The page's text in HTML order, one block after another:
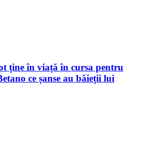
ține în viață în cursa pentru
ce șanse au băieții lui